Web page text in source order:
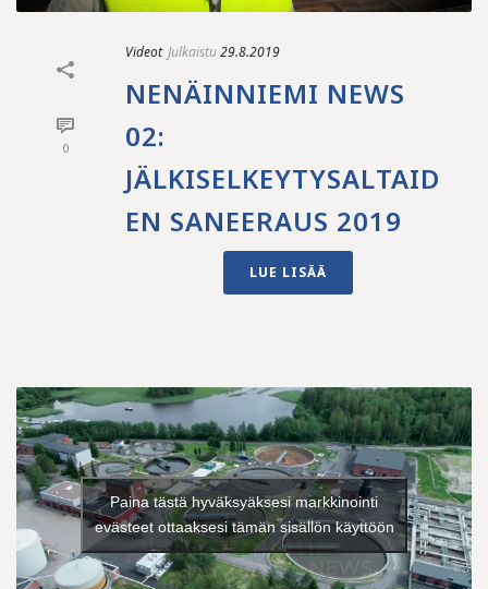
0
Videot Julkaistu29.8.2019
NENÄINNIEMI NEWS
02:
JÄLKISELKEYTYSALTAID
EN SANEERAUS 2019
LUE LISÄÄ
Paina tästä hyväksyäksesi markkinointi
evästeet ottaaksesi tämän sisällön käyttöön